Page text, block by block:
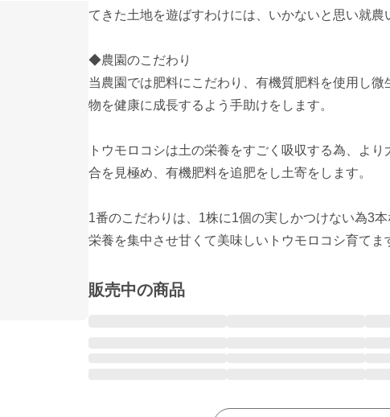
てきた土地を遊ばすわけには、いかないと思い就農
◆農園のこだわり
当農園では肥料にこだわり、有機質肥料を使用し
物を健康に成長するよう手助けをします。
トウモロコシは土の栄養をすごく吸収する為、よ
合を見極め、有機肥料を追肥をし土寄をします。
1番のこだわりは、1株に1個の実しかつけない為3
販売中の商品